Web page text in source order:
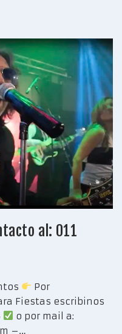
al: 011
Por
Fiestas escribinos
o por mail a:
–…